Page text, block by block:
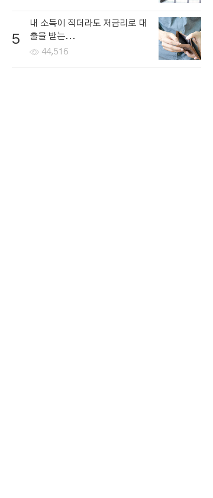
5
내 소득이 적더라도 저금리로 대
출을 받는...
44,516